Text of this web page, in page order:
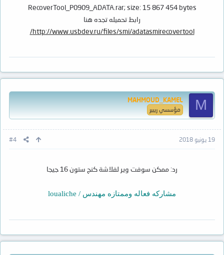
RecoverTool_P0909_ADATA.rar; size: 15 867 454 bytes
رابط تحميله تجده هنا
http://www.usbdev.ru/files/smi/adatasmirecovertool/
M
MAHMOUD_KAMEL
مؤسسي ريبير
19 يونيو 2018 #4
رد: ممكن سوفت وير لفلاشة كنج ستون 16 جيجا
مشاركه فعاله وممتازه مهندس / loualiche